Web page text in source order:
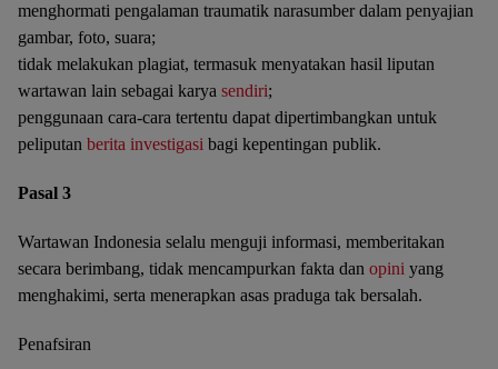
menghormati pengalaman traumatik narasumber dalam penyajian
gambar, foto, suara;
tidak melakukan plagiat, termasuk menyatakan hasil liputan
wartawan lain sebagai karya sendiri;
penggunaan cara-cara tertentu dapat dipertimbangkan untuk
peliputan berita investigasi bagi kepentingan publik.
Pasal 3
Wartawan Indonesia selalu menguji informasi, memberitakan
secara berimbang, tidak mencampurkan fakta dan opini yang
menghakimi, serta menerapkan asas praduga tak bersalah.
Penafsiran